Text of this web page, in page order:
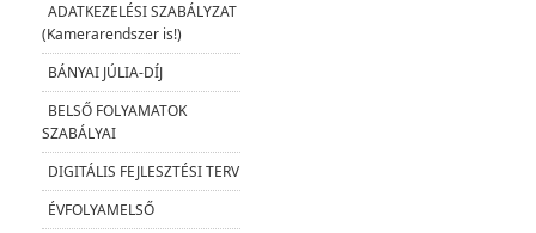
ADATKEZELÉSI SZABÁLYZAT
(Kamerarendszer is!)
BÁNYAI JÚLIA-DÍJ
BELSŐ FOLYAMATOK
SZABÁLYAI
DIGITÁLIS FEJLESZTÉSI TERV
ÉVFOLYAMELSŐ